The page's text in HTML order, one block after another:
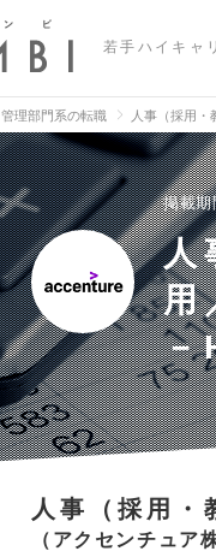
若手ハイキャ
管理部門系の転職 人事（採用・
掲載期
人
用
－
人事（採用・
アクセンチュア